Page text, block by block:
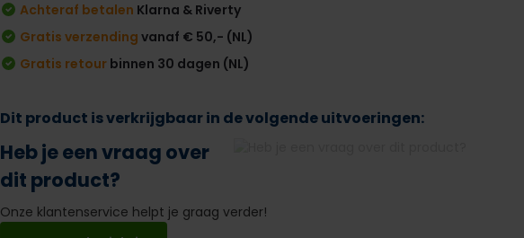
Achteraf betalen Klarna & Riverty
Gratis verzending vanaf € 50,- (NL)
Gratis retour binnen 30 dagen (NL)
Dit product is verkrijgbaar in de volgende uitvoeringen:
Heb je een vraag over
dit product?
Onze klantenservice helpt je graag verder!